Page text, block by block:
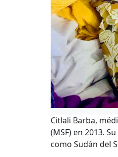
Citlali Barba,
(MSF) en 2013.
como Sudán del